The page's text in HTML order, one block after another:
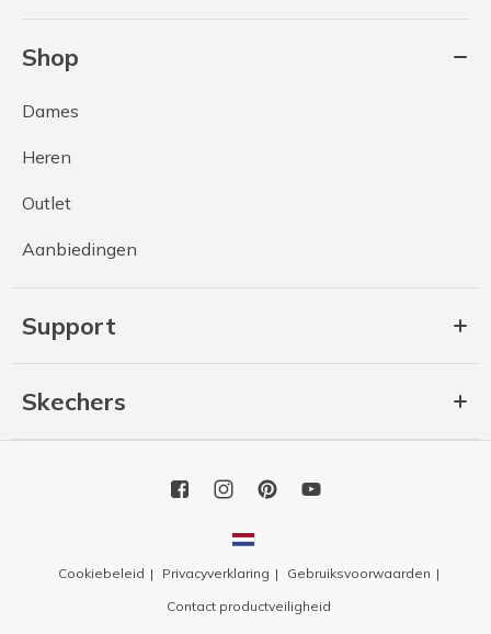
Shop
Dames
Heren
Outlet
Aanbiedingen
Support
Skechers
Cookiebeleid Privacyverklaring
Gebruiksvoorwaarden
Contact productveiligheid